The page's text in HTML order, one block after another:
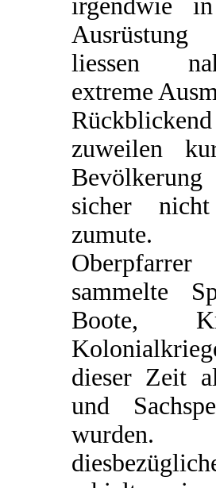
irgendwie
liessen
extreme
zuweilen
sicher
zumute.
sammelte
Boote,
dieser Zeit
und
wurden.